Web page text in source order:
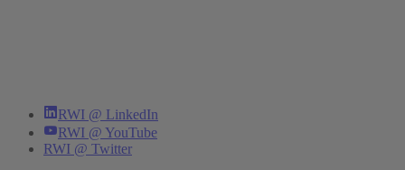
RWI @ LinkedIn
RWI @ YouTube
RWI @ Twitter